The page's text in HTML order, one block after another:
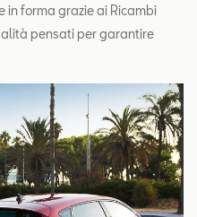
in forma grazie ai Ricambi
pensati per garantire